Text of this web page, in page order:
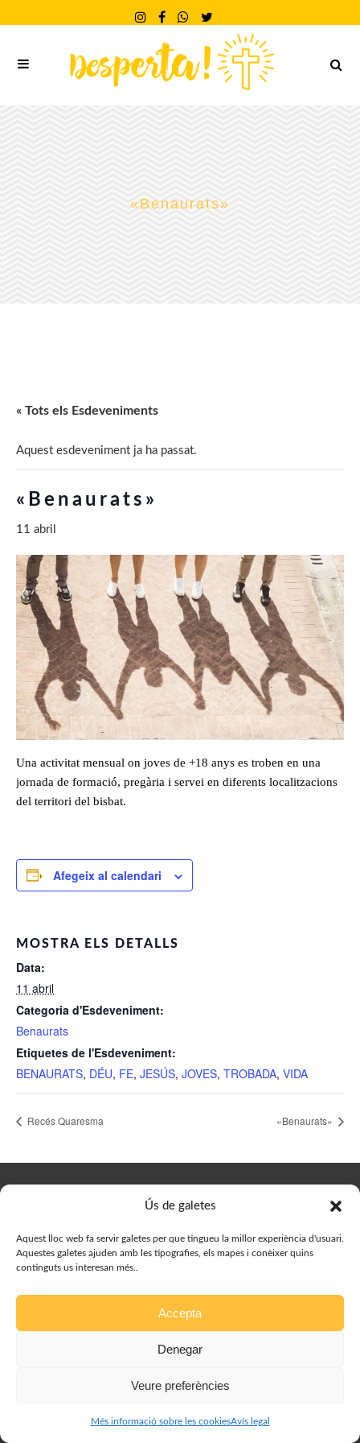
Ús de galetes
Aquest lloc web fa servir galetes per que tingueu la millor experiència d'usuari.
Aquestes galetes ajuden amb les tipografies, els mapes i conèixer quins
continguts us interesan més..
Accepta
Denegar
Veure preferències
Més informació sobre les cookiesAvís legal
«Benaurats»
« Tots els Esdeveniments
Aquest esdeveniment ja ha passat.
«Benaurats»
11 abril
Una activitat mensual on joves de +18 anys es troben en una
jornada de formació, pregària i servei en diferents localitzacions
del territori del bisbat.
Afegeix al calendari
MOSTRA ELS DETALLS
Data:
11 abril
Categoria d'Esdeveniment:
Benaurats
Etiquetes de l'Esdeveniment:
BENAURATS, DÉU, FE, JESÚS, JOVES, TROBADA, VIDA
Recés Quaresma «Benaurats»